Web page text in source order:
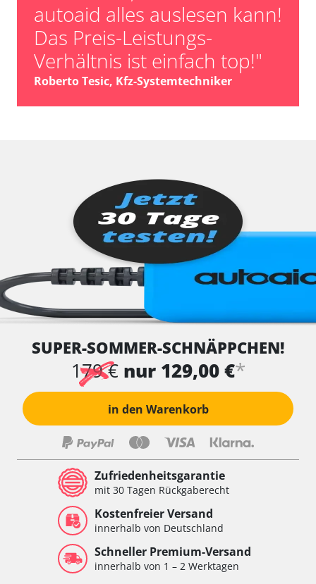
autoaid alles auslesen kann!
Das Preis-Leistungs-
Verhältnis ist einfach top!"
Roberto Tesic, Kfz-Systemtechniker
SUPER-SOMMER-SCHNÄPPCHEN!
179 € nur 129,00 €*
in den Warenkorb
Zufriedenheitsgarantie
mit 30 Tagen Rückgaberecht
Kostenfreier Versand
innerhalb von Deutschland
Schneller Premium-Versand
innerhalb von 1 – 2 Werktagen